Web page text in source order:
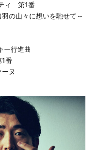
ィ 第1番
の山々に想いを馳せて～
ー行進曲
番
ヌ